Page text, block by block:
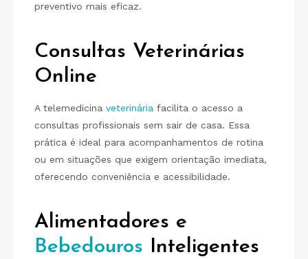
preventivo mais eficaz.
Consultas Veterinárias
Online
A telemedicina veterinária facilita o acesso a
consultas profissionais sem sair de casa. Essa
prática é ideal para acompanhamentos de rotina
ou em situações que exigem orientação imediata,
oferecendo conveniência e acessibilidade.
Alimentadores e
Bebedouros Inteligentes